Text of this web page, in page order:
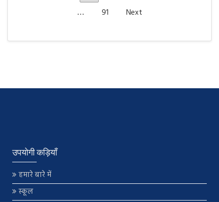
… 91 Next
उपयोगी कड़ियाँ
हमारे बारे में
स्कूल